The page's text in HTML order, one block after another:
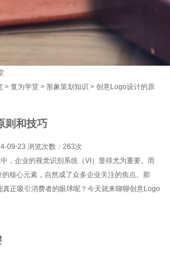
> 复为学堂 > 形象策划知识 > 创意Logo设计的原
则和技巧
09-23 浏览次数： 263次
，企业的视觉识别系统（VI）显得尤为重要。而
核心元素，自然成了众多企业关注的焦点。那
正吸引消费者的眼球呢？今天就来聊聊创意Logo